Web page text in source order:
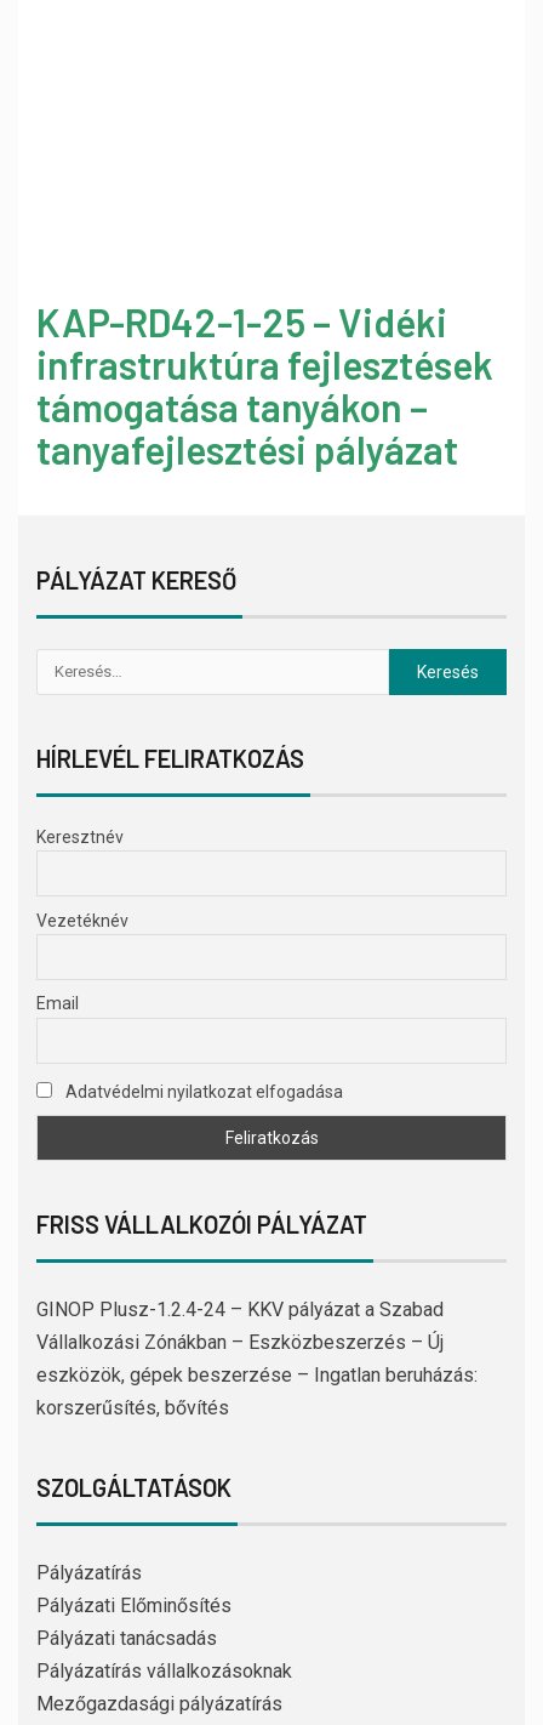
KAP-RD42-1-25 – Vidéki
infrastruktúra fejlesztések
támogatása tanyákon –
tanyafejlesztési pályázat
PÁLYÁZAT KERESŐ
HÍRLEVÉL FELIRATKOZÁS
Keresztnév
Vezetéknév
Email
Adatvédelmi nyilatkozat elfogadása
FRISS VÁLLALKOZÓI PÁLYÁZAT
GINOP Plusz-1.2.4-24 – KKV pályázat a Szabad
Vállalkozási Zónákban – Eszközbeszerzés – Új
eszközök, gépek beszerzése – Ingatlan beruházás:
korszerűsítés, bővítés
SZOLGÁLTATÁSOK
Pályázatírás
Pályázati Előminősítés
Pályázati tanácsadás
Pályázatírás vállalkozásoknak
Mezőgazdasági pályázatírás